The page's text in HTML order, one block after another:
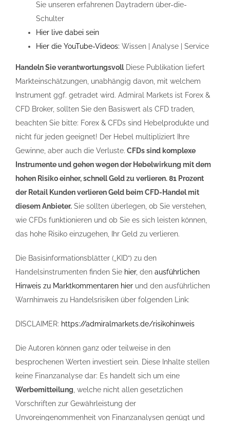
Sie unseren erfahrenen Daytradern über-die-
Schulter
Hier live dabei sein
Hier die YouTube-Videos: Wissen | Analyse | Service
Handeln Sie verantwortungsvollDiese Publikation liefert
Markteinschätzungen, unabhängig davon, mit welchem
Instrument ggf. getradet wird. Admiral Markets ist Forex &
CFD Broker, sollten Sie den Basiswert als CFD traden,
beachten Sie bitte: Forex & CFDs sind Hebelprodukte und
nicht für jeden geeignet! Der Hebel multipliziert Ihre
Gewinne, aber auch die Verluste. CFDs sind komplexe
Instrumente und gehen wegen der Hebelwirkung mit dem
hohen Risiko einher, schnell Geld zu verlieren. 81 Prozent
der Retail Kunden verlieren Geld beim CFD-Handel mit
diesem Anbieter. Sie sollten überlegen, ob Sie verstehen,
wie CFDs funktionieren und ob Sie es sich leisten können,
das hohe Risiko einzugehen, Ihr Geld zu verlieren.
Die Basisinformationsblätter („KID“) zu den
Handelsinstrumenten finden Sie hier, den ausführlichen
Hinweis zu Marktkommentaren hier und den ausführlichen
Warnhinweis zu Handelsrisiken über folgenden Link:
DISCLAIMER: https://admiralmarkets.de/risikohinweis
Die Autoren können ganz oder teilweise in den
besprochenen Werten investiert sein. Diese Inhalte stellen
keine Finanzanalyse dar: Es handelt sich um eine
Werbemitteilung , welche nicht allen gesetzlichen
Vorschriften zur Gewährleistung der
Unvoreingenommenheit von Finanzanalysen genügt und